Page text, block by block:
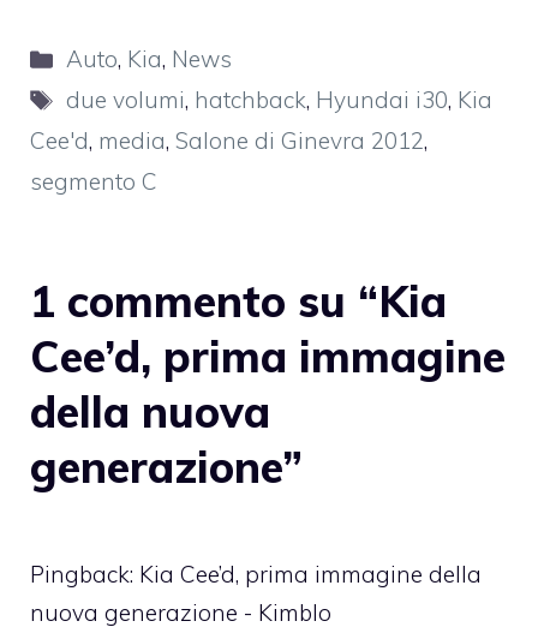
Categorie
Auto, Kia, News
Tag
due volumi, hatchback, Hyundai i30, Kia
Cee'd, media, Salone di Ginevra 2012,
segmento C
1 commento su “Kia
Cee’d, prima immagine
della nuova
generazione”
Pingback: Kia Cee’d, prima immagine della
nuova generazione - Kimblo